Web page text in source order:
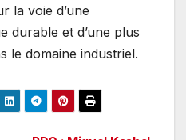
la voie d’une
durable et d’une plus
le domaine industriel.